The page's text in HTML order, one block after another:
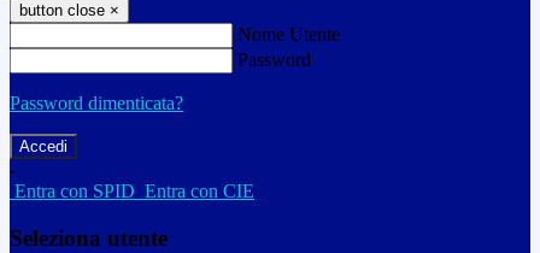
button close ×
Nome Utente
Password
Password dimenticata?
-
Entra con SPID Entra con CIE
Seleziona utente